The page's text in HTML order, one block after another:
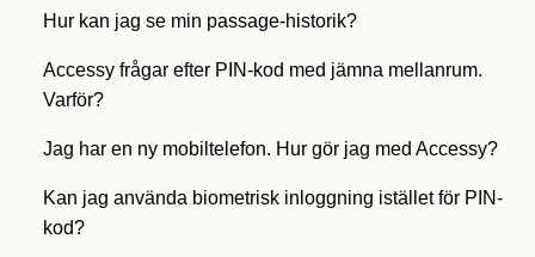
Hur kan jag se min passage-historik?
Accessy frågar efter PIN-kod med jämna mellanrum.
Varför?
Jag har en ny mobiltelefon. Hur gör jag med Accessy?
Kan jag använda biometrisk inloggning istället för PIN-
kod?